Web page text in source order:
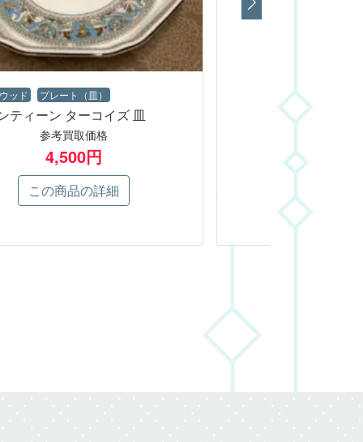
ッド プレート（皿）
ティーン ターコイズ 皿
参考買取価格
4,500円
この商品の詳細